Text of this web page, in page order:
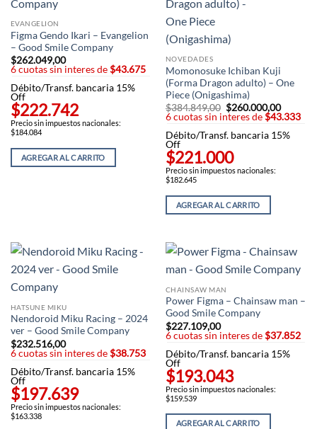
EVANGELION
Figma Gendo Ikari – Evangelion
– Good Smile Company
$262.049,00
6 cuotas sin interes de$43.675
Débito/Transf. bancaria 15%
Off
$222.742
Precio sin impuestos nacionales:
$184.084
AGREGAR AL CARRITO
NOVEDADES
Momonosuke Ichiban Kuji
(Forma Dragon adulto) – One
Piece (Onigashima)
$384.849,00 El
precio
era:
$260.000,00El
precio
es:
6 cuotas sin interes de$43.333
Débito/Transf. bancaria 15%
Off
$221.000
Precio sin impuestos nacionales:
$182.645
AGREGAR AL CARRITO
HATSUNE MIKU
Nendoroid Miku Racing – 2024
ver – Good Smile Company
$232.516,00
6 cuotas sin interes de$38.753
Débito/Transf. bancaria 15%
Off
$197.639
Precio sin impuestos nacionales:
$163.338
CHAINSAW MAN
Power Figma – Chainsaw man –
Good Smile Company
$227.109,00
6 cuotas sin interes de$37.852
Débito/Transf. bancaria 15%
Off
$193.043
Precio sin impuestos nacionales:
$159.539
AGREGAR AL CARRITO